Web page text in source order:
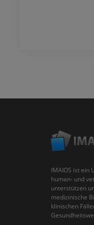
IMAIOS ist ein
human- und
unterstützen
medizinische
klinischen